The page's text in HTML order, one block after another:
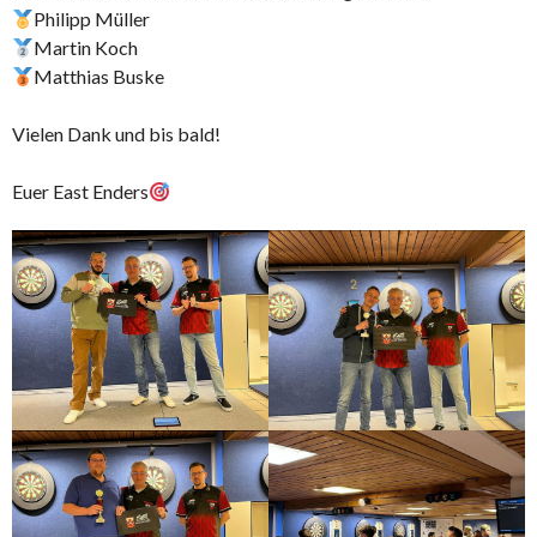
Philipp Müller
Martin Koch
Matthias Buske
Vielen Dank und bis bald!
Euer East Enders